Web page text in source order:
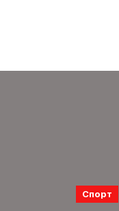
Спорт